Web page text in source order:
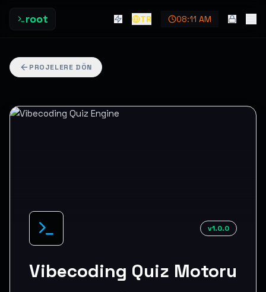
root TR 08:11 AM
PROJELERE DÖN
v1.0.0
Vibecoding Quiz Motoru